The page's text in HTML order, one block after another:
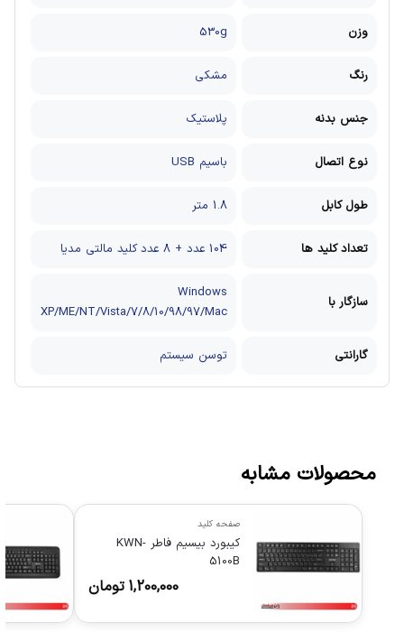
وزن 530g
رنگ مشکی
جنس بدنه پلاستیک
نوع اتصال باسیم USB
طول کابل 1.8 متر
تعداد کلید ها 104 عدد + 8 عدد کلید مالتی مدیا
سازگار با
Windows
XP/ME/NT/Vista/7/8/10/98/97/Mac
گارانتی توسن سیستم
محصولات مشابه
صفحه کلید
کیبورد بیسیم فاطر KWN-
5100B
1,200,000 تومان